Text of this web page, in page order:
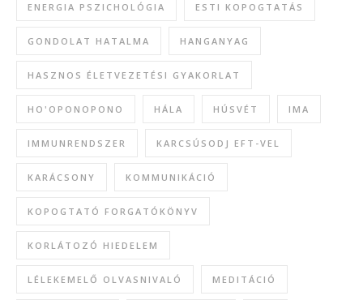
ENERGIA PSZICHOLÓGIA ESTI KOPOGTATÁS
GONDOLAT HATALMA HANGANYAG
HASZNOS ÉLETVEZETÉSI GYAKORLAT
HO'OPONOPONO HÁLA HÚSVÉT IMA
IMMUNRENDSZER KARCSÚSODJ EFT-VEL
KARÁCSONY KOMMUNIKÁCIÓ
KOPOGTATÓ FORGATÓKÖNYV
KORLÁTOZÓ HIEDELEM
LÉLEKEMELŐ OLVASNIVALÓ MEDITÁCIÓ